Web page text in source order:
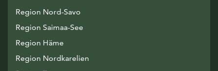
Region Nord-Savo
Region Saimaa-See
Region Häme
Region Nordkarelien